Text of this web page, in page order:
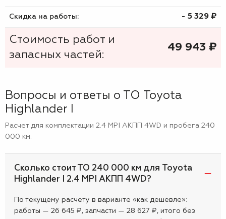
Скидка на работы: - 5 329 ₷
Стоимость работ и
запасных частей:
49 943 ₷
Вопросы и ответы о ТО Toyota
Highlander I
Расчет для комплектации 2.4 MPI АКПП 4WD и пробега 240
000 км.
Сколько стоит ТО 240 000 км для Toyota
Highlander I 2.4 MPI АКПП 4WD?
По текущему расчету в варианте «как дешевле»:
работы — 26 645 ₽, запчасти — 28 627 ₽, итого без